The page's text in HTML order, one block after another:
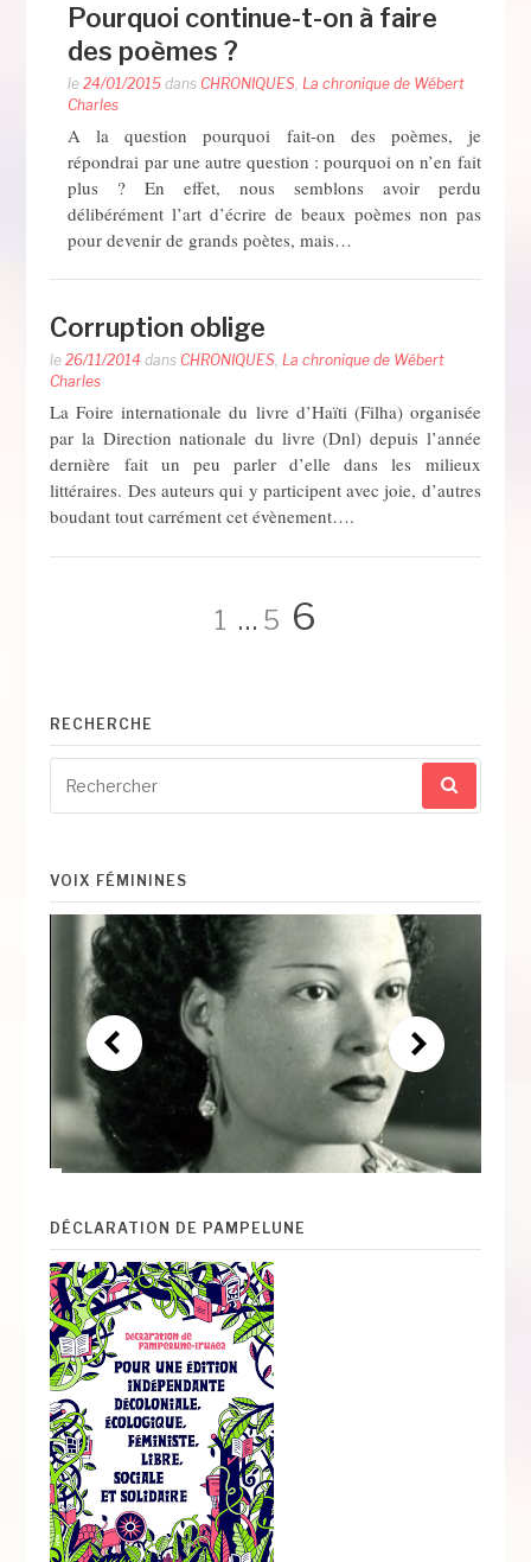
Pourquoi continue-t-on à faire
des poèmes ?
le24/01/2015 dans CHRONIQUES La chronique de Wébert
Charles
A la question pourquoi fait-on des poèmes, je
répondrai par une autre question : pourquoi on n’en fait
plus ? En effet, nous semblons avoir perdu
délibérément l’art d’écrire de beaux poèmes non pas
pour devenir de grands poètes, mais…
Corruption oblige
le26/11/2014 dans CHRONIQUES,La chronique de Wébert
Charles
La Foire internationale du livre d’Haïti (Filha) organisée
par la Direction nationale du livre (Dnl) depuis l’année
dernière fait un peu parler d’elle dans les milieux
littéraires. Des auteurs qui y participent avec joie, d’autres
boudant tout carrément cet évènement….
Pagination
des
publications
Page
1 … Page
5 Page
6
RECHERCHE
pour
:
VOIX FÉMININES
DÉCLARATION DE PAMPELUNE